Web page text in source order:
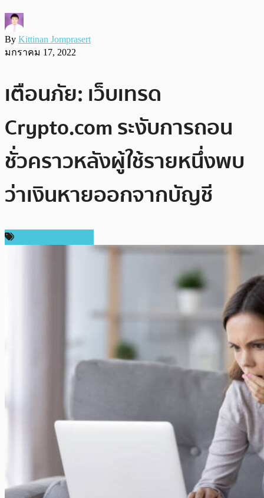
By Kittinan Jomprasert
มกราคม 17, 2022
เตือนภัย: เว็บเทรด
Crypto.com ระงับการถอน
ชั่วคราวหลังผู้ใช้รายหนึ่งพบ
ว่าเงินหายออกจากบัญชี